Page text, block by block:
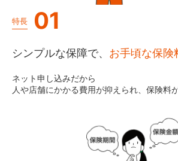
特長 01
シンプルな保障で、 お手頃な保険
ネット申し込みだから
人や店舗にかかる費用が抑えられ、保険料